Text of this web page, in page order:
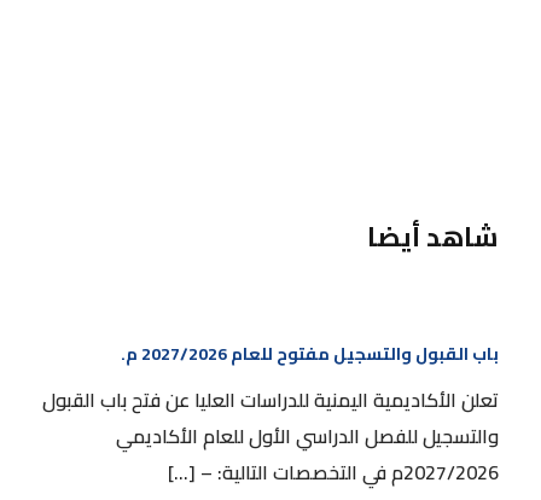
شاهد أيضا
باب القبول والتسجيل مفتوح للعام 2027/2026 م.
تعلن الأكاديمية اليمنية للدراسات العليا عن فتح باب القبول
والتسجيل للفصل الدراسي الأول للعام الأكاديمي
2027/2026م في التخصصات التالية: – […]